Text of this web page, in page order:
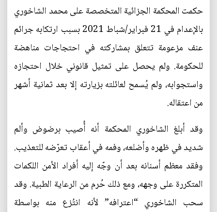
حكمت المحكمة الجزائية المتخصصة على محمد الشاخوري
بالإعدام في 21 فبراير/شباط 2021 بسبب ارتكابه جرائم
عنف مزعومة تتعلق بمشاركته في احتجاجات مناهضة
للحكومة. ولم يحصل على تمثيل قانوني خلال احتجازه
واستجوابه، ولم يُسمح لعائلته بزيارته إلا بعد ثمانية أشهر
من اعتقاله.
وقد أبلغ الشاخوري المحكمة أنه أُصيب برضوض وألم
شديد في ظهره وأضلعه، وفمه في أعقاب تعرّضه للتعذيب.
وفقد معظم أسنانه بعد أن وجّه إليه أفراد الأمن اللكمات
المتكررة على وجهه، ومع ذلك حُرم من الرعاية الطبية. وقد
سحب الشاخوري “اعترافه” لأنه انتُزع منه بواسطة